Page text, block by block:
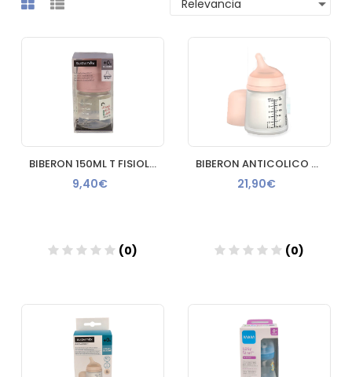
BIBERON 150ML T FISIOLOGICA SILICONA S SUAVINEX
9,40€
(0)
BIBERON ANTICOLICO T SILICONA SUAVINEX ZERO PACK 180
21,90€
(0)